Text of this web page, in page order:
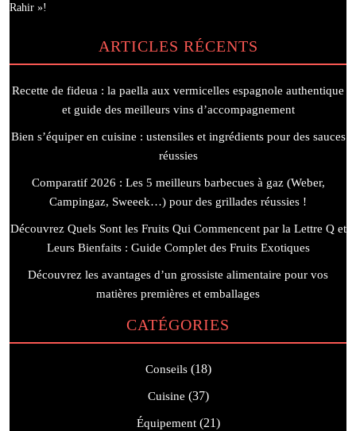
Rahir »!
ARTICLES RÉCENTS
Recette de fideua : la paella aux vermicelles espagnole authentique
et guide des meilleurs vins d’accompagnement
Bien s’équiper en cuisine : ustensiles et ingrédients pour des sauces
réussies
Comparatif 2026 : Les 5 meilleurs barbecues à gaz (Weber,
Campingaz, Sweeek…) pour des grillades réussies !
Découvrez Quels Sont les Fruits Qui Commencent par la Lettre Q et
Leurs Bienfaits : Guide Complet des Fruits Exotiques
Découvrez les avantages d’un grossiste alimentaire pour vos
matières premières et emballages
CATÉGORIES
Conseils(18)
Cuisine (37)
Équipement(21)